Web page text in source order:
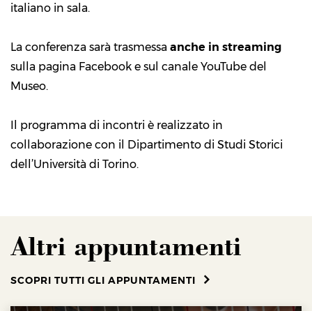
italiano in sala.
La conferenza sarà trasmessa anche in streaming
sulla pagina Facebook e sul canale YouTube del
Museo.
Il programma di incontri è realizzato in
collaborazione con il Dipartimento di Studi Storici
dell’Università di Torino.
Altri appuntamenti
SCOPRI TUTTI GLI APPUNTAMENTI